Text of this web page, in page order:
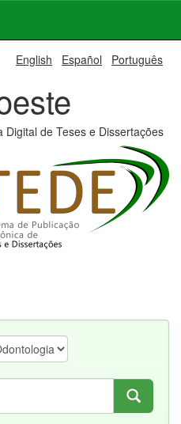
English Español Português
Digital de Teses e Dissertações